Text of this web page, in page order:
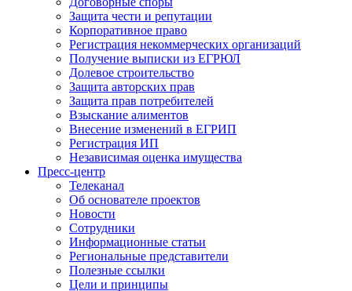
Защита чести и репутации
Корпоративное право
Регистрация некоммерческих организаций
Получение выписки из ЕГРЮЛ
Долевое строительство
Защита авторских прав
Защита прав потребителей
Взыскание алиментов
Внесение изменений в ЕГРИП
Регистрация ИП
Независимая оценка имущества
Пресс-центр
Телеканал
Об основателе проектов
Новости
Сотрудники
Информационные статьи
Региональные представители
Полезные ссылки
Цели и принципы